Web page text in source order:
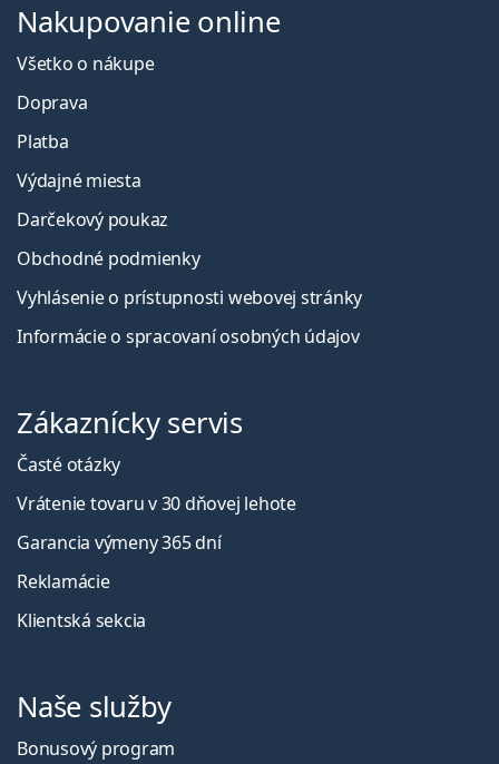
Nakupovanie online
Všetko o nákupe
Doprava
Platba
Výdajné miesta
Darčekový poukaz
Obchodné podmienky
Vyhlásenie o prístupnosti webovej stránky
Informácie o spracovaní osobných údajov
Zákaznícky servis
Časté otázky
Vrátenie tovaru v 30 dňovej lehote
Garancia výmeny 365 dní
Reklamácie
Klientská sekcia
Naše služby
Bonusový program